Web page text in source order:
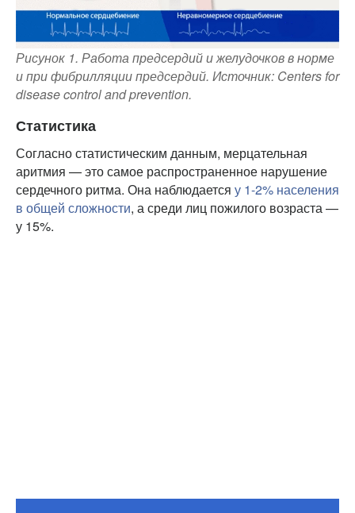
Рисунок 1. Работа предсердий и желудочков в норме
и при фибрилляции предсердий. Источник: Centers for
disease control and prevention.
Статистика
Согласно статистическим данным, мерцательная
аритмия — это самое распространенное нарушение
сердечного ритма. Она наблюдается у 1-2% населения
в общей сложности, а среди лиц пожилого возраста —
у 15%.